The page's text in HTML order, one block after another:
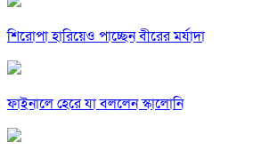
শিরোপা হারিয়েও পাচ্ছেন বীরের মর্যাদা
ফাইনালে হেরে যা বললেন স্কালোনি